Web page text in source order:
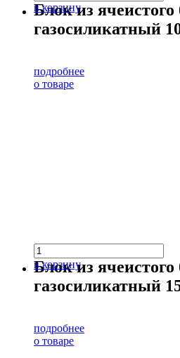
в корзину
Блок из ячеистого
газосиликатный
подробнее
о товаре
в корзину
Блок из ячеистого
газосиликатный
подробнее
о товаре